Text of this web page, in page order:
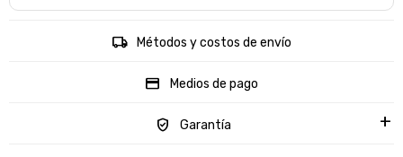
Métodos y costos de envío
Medios de pago
Garantía